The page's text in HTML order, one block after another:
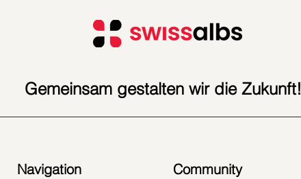
Gemeinsam gestalten wir die Zukunft!
Navigation Community